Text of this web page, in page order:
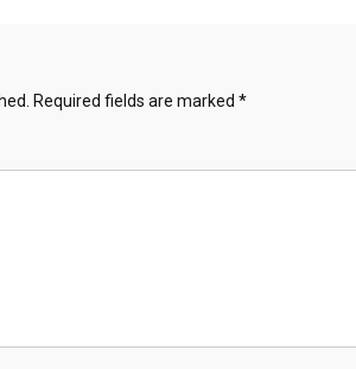
Required fields are marked *